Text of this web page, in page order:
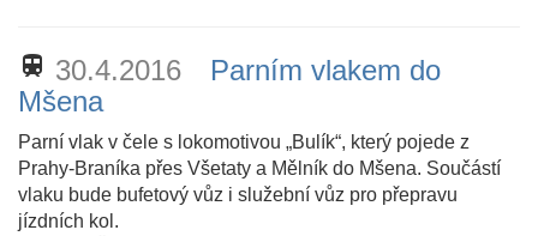
train 30.4.2016
Parním vlakem do
Mšena
Parní vlak v čele s lokomotivou „Bulík“, který pojede z
Prahy-Braníka přes Všetaty a Mělník do Mšena. Součástí
vlaku bude bufetový vůz i služební vůz pro přepravu
jízdních kol.